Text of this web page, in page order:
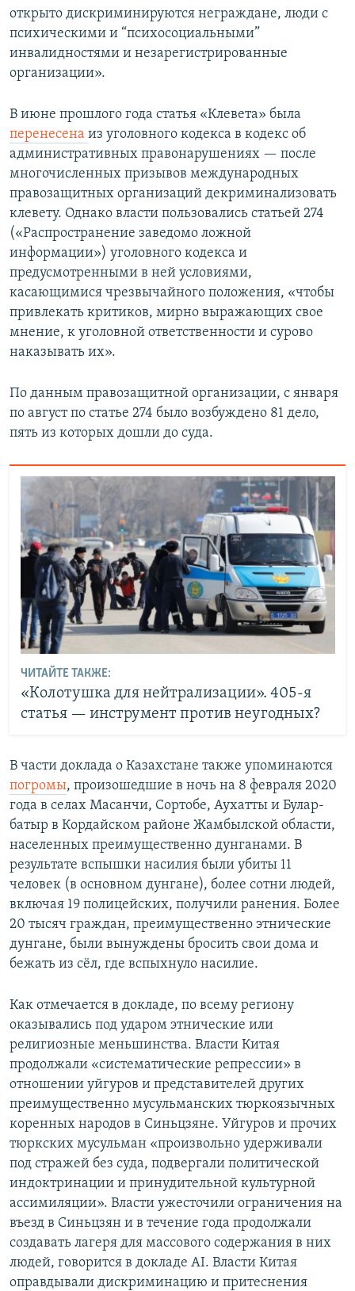
открыто дискриминируются неграждане, люди с
психическими и “психосоциальными”
инвалидностями и незарегистрированные
организации».
В июне прошлого года статья «Клевета» была
перенесена из уголовного кодекса в кодекс об
административных правонарушениях — после
многочисленных призывов международных
правозащитных организаций декриминализовать
клевету. Однако власти пользовались статьей 274
(«Распространение заведомо ложной
информации») уголовного кодекса и
предусмотренными в ней условиями,
касающимися чрезвычайного положения, «чтобы
привлекать критиков, мирно выражающих свое
мнение, к уголовной ответственности и сурово
наказывать их».
По данным правозащитной организации, с января
по август по статье 274 было возбуждено 81 дело,
пять из которых дошли до суда.
ЧИТАЙТЕ ТАКЖЕ:
«Колотушка для нейтрализации». 405-я
статья — инструмент против неугодных?
В части доклада о Казахстане также упоминаются
погромы, произошедшие в ночь на 8 февраля 2020
года в селах Масанчи, Сортобе, Аухатты и Булар-
батыр в Кордайском районе Жамбылской области,
населенных преимущественно дунганами. В
результате вспышки насилия были убиты 11
человек (в основном дунгане), более сотни людей,
включая 19 полицейских, получили ранения. Более
20 тысяч граждан, преимущественно этнические
дунгане, были вынуждены бросить свои дома и
бежать из сёл, где вспыхнуло насилие.
Как отмечается в докладе, по всему региону
оказывались под ударом этнические или
религиозные меньшинства. Власти Китая
продолжали «систематические репрессии» в
отношении уйгуров и представителей других
преимущественно мусульманских тюркоязычных
коренных народов в Синьцзяне. Уйгуров и прочих
тюркских мусульман «произвольно удерживали
под стражей без суда, подвергали политической
индоктринации и принудительной культурной
ассимиляции». Власти ужесточили ограничения на
въезд в Синьцзян и в течение года продолжали
создавать лагеря для массового содержания в них
людей, говорится в докладе AI. Власти Китая
оправдывали дискриминацию и притеснения